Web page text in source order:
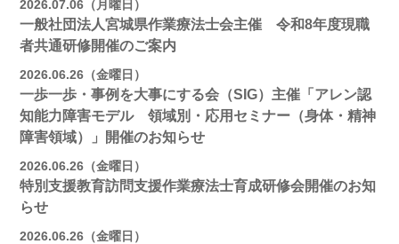
2026.07.06（月曜日）
一般社団法人宮城県作業療法士会主催 令和8年度現職
者共通研修開催のご案内
2026.06.26（金曜日）
一歩一歩・事例を大事にする会（SIG）主催「アレン認
知能力障害モデル 領域別・応用セミナー（身体・精神
障害領域）」開催のお知らせ
2026.06.26（金曜日）
特別支援教育訪問支援作業療法士育成研修会開催のお知
らせ
2026.06.26（金曜日）